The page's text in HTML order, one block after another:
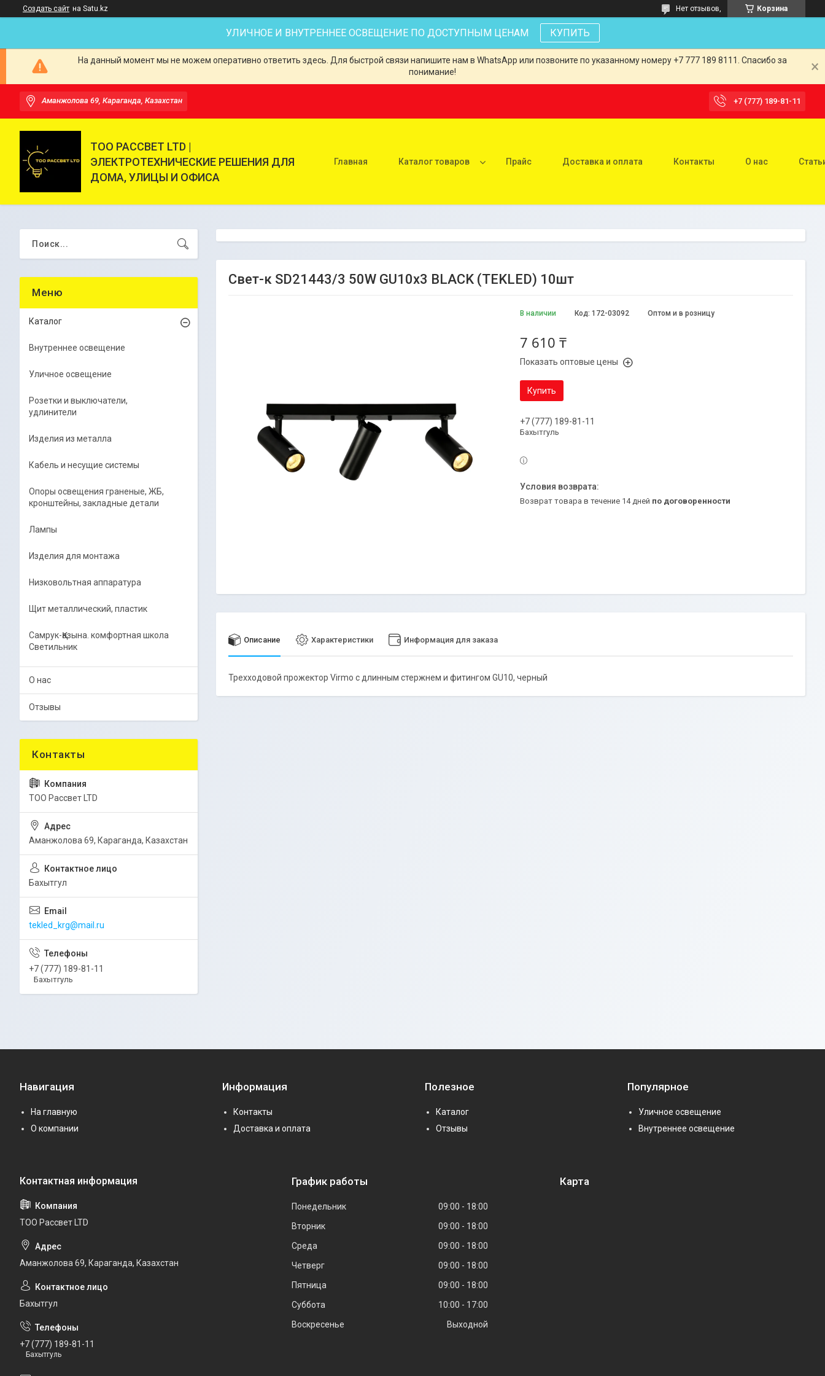
Создать сайт на Satu.kz Корзина
Нет отзывов,
УЛИЧНОЕ И ВНУТРЕННЕЕ ОСВЕЩЕНИЕ ПО ДОСТУПНЫМ ЦЕНАМ КУПИТЬ
На данный момент мы не можем оперативно ответить здесь. Для быстрой связи напишите нам в WhatsApp или позвоните по указанному номеру +7 777 189 8111. Спасибо за
понимание!
Аманжолова 69, Караганда, Казахстан +7 (777) 189-81-11
ТОО РАССВЕТ LTD |
ЭЛЕКТРОТЕХНИЧЕСКИЕ РЕШЕНИЯ ДЛЯ
ДОМА, УЛИЦЫ И ОФИСА
Главная Каталог товаров Прайс Доставка и оплата Контакты О нас
Свет-к SD21443/3 50W GU10x3 BLACK (TEKLED) 10шт
В наличии Оптом и в розницу
Код: 172-03092
7 610 ₸
Показать оптовые цены
Купить
+7 (777) 189-81-11
Бахытгуль
возврат товара в течение 14 дней по договоренности
Описание Характеристики Информация для заказа
Трехходовой прожектор Virmo с длинным стержнем и фитингом GU10, черный
Каталог
Внутреннее освещение
Уличное освещение
Розетки и выключатели,
удлинители
Изделия из металла
Кабель и несущие системы
Опоры освещения граненые, ЖБ,
кронштейны, закладные детали
Лампы
Изделия для монтажа
Низковольтная аппаратура
Щит металлический, пластик
Самрук-Қазына. комфортная школа
Светильник
О нас
Отзывы
ТОО Рассвет LTD
Аманжолова 69, Караганда, Казахстан
Бахытгул
tekled_krg@mail.ru
+7 (777) 189-81-11
Бахытгуль
Навигация
На главную
О компании
Информация
Контакты
Доставка и оплата
Полезное
Каталог
Отзывы
Популярное
Уличное освещение
Внутреннее освещение
ТОО Рассвет LTD
Аманжолова 69, Караганда, Казахстан
Бахытгул
+7 (777) 189-81-11
Бахытгуль
График работы
Понедельник 09:00
18:00
Вторник
09:00
18:00
Среда
09:00
18:00
Четверг
09:00
18:00
Пятница
09:00
18:00
Суббота
10:00
17:00
Воскресенье
Выходной
Карта